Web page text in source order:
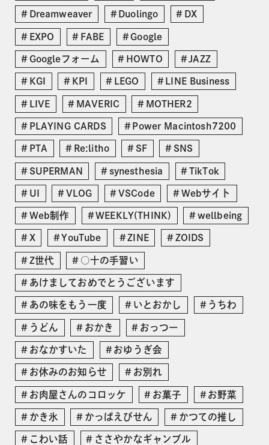
Dreamweaver Duolingo DX
EXPO FABE Google
Googleフォーム HOWTO JAZZ
KGI KPI LEGO LINE Business
LIVE MAVERIC MOTHER2
PLAYING CARDS Power Macintosh7200
PTA Re:litho SF SNS
SUPERMAN synesthesia TikTok
UI VLOG VSCode Webサイト
Web制作 WEEKLY(THINK) wellbeing
X YouTube ZINE ZOIDS
Z世代 ○十の手習い
あけましておめでとうございます
あの味をもう一度 いとおかし うちわ
うどん おかき おっつー
おなかすいた おゆうぎ会
お休みのお知らせ お別れ
お肉屋さんのコロッケ お菓子 お野菜
かき氷 かっぱえびせん かつての推し
こわい話 ささやかなギャンブル